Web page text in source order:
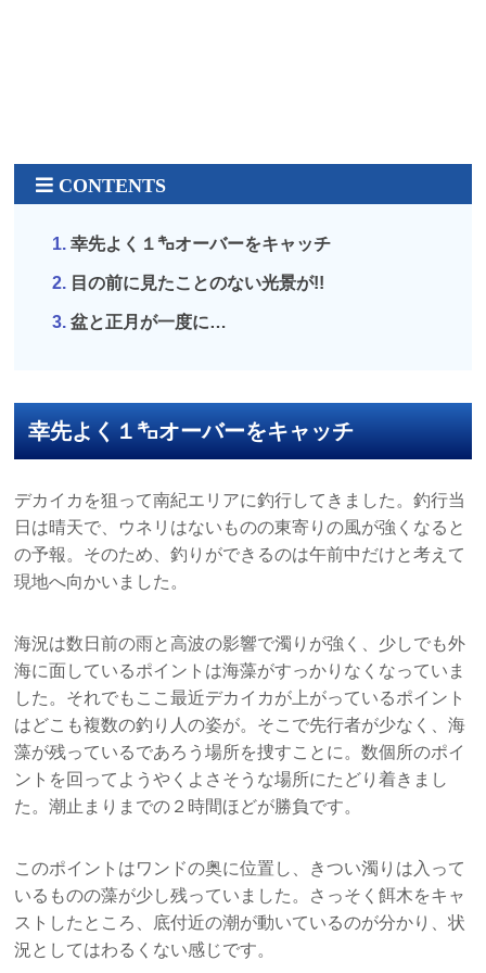
幸先よく１㌔オーバーをキャッチ
目の前に見たことのない光景が!!
盆と正月が一度に…
幸先よく１㌔オーバーをキャッチ
デカイカを狙って南紀エリアに釣行してきました。釣行当
日は晴天で、ウネリはないものの東寄りの風が強くなると
の予報。そのため、釣りができるのは午前中だけと考えて
現地へ向かいました。
海況は数日前の雨と高波の影響で濁りが強く、少しでも外
海に面しているポイントは海藻がすっかりなくなっていま
した。それでもここ最近デカイカが上がっているポイント
はどこも複数の釣り人の姿が。そこで先行者が少なく、海
藻が残っているであろう場所を捜すことに。数個所のポイ
ントを回ってようやくよさそうな場所にたどり着きまし
た。潮止まりまでの２時間ほどが勝負です。
このポイントはワンドの奥に位置し、きつい濁りは入って
いるものの藻が少し残っていました。さっそく餌木をキャ
ストしたところ、底付近の潮が動いているのが分かり、状
況としてはわるくない感じです。